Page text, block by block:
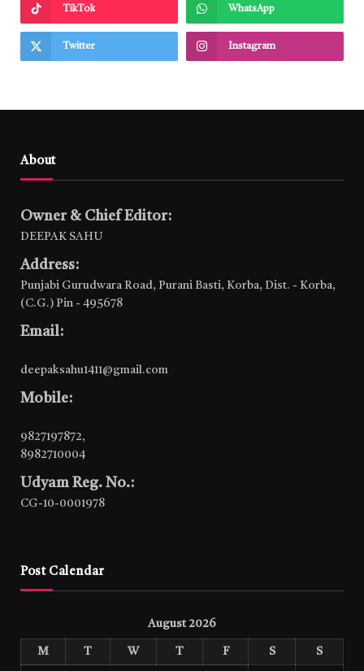
TikTok WhatsApp
Twitter Instagram
About
Owner & Chief Editor:
DEEPAK SAHU
Address:
Punjabi Gurudwara Road, Purani Basti, Korba, Dist. - Korba,
(C.G.) Pin - 495678
Email:
deepaksahu1411@gmail.com
Mobile:
9827197872,
8982710004
Udyam Reg. No.:
CG-10-0001978
Post Calendar
August 2026
M T W T F S S